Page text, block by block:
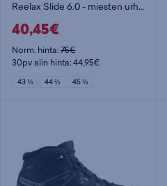
Reelax Slide 6.0 - miesten urheilusandaalit
40,45€
Norm. hinta:75€
30pv alin hinta: 44,95€
43 ⅓ 44 ⅔ 45 ⅓